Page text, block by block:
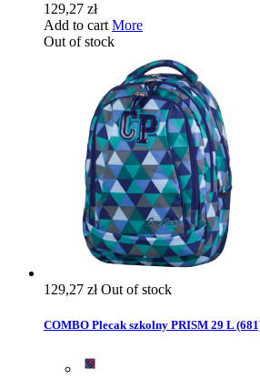
129,27 zł
Add to cart More
Out of stock
129,27 złOut of stock
COMBO Plecak szkolny PRISM 29 L